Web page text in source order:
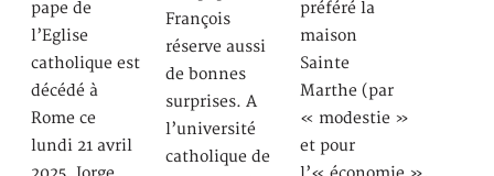
pape de
l’Eglise
catholique est
décédé à
Rome ce
lundi 21 avril
François
réserve aussi
de bonnes
surprises. A
l’université
catholique de
préféré la
maison
Sainte
Marthe (par
« modestie »
et pour